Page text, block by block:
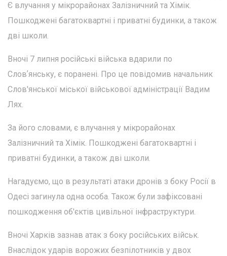
Є влучання у мікрорайонах Залізничний та Хімік.
Пошкоджені багатоквартні і приватні будинки, а також
дві школи.
Вночі 7 липня російські війська вдарили по
Словʼянську, є поранені. Про це повідомив начальник
Слов'янської міської військової адміністрації Вадим
Лях.
За його словами, є влучання у мікрорайонах
Залізничний та Хімік. Пошкоджені багатоквартні і
приватні будинки, а також дві школи.
Нагадуємо, що в результаті атаки дронів з боку Росії в
Одесі загинула одна особа. Також були зафіксовані
пошкодження об'єктів цивільної інфраструктури.
Вночі Харків зазнав атак з боку російських військ.
Внаслідок ударів ворожих безпілотників у двох